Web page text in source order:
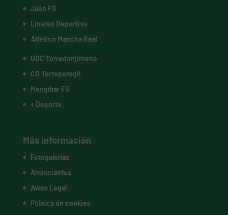
Jaén FS
Linares Deportivo
Atlético Mancha Real
UDC Torredonjimeno
CD Torreperogil
Mengíbar FS
+ Deporte
Más información
Fotogalerías
Anunciantes
Aviso Legal
Política de cookies